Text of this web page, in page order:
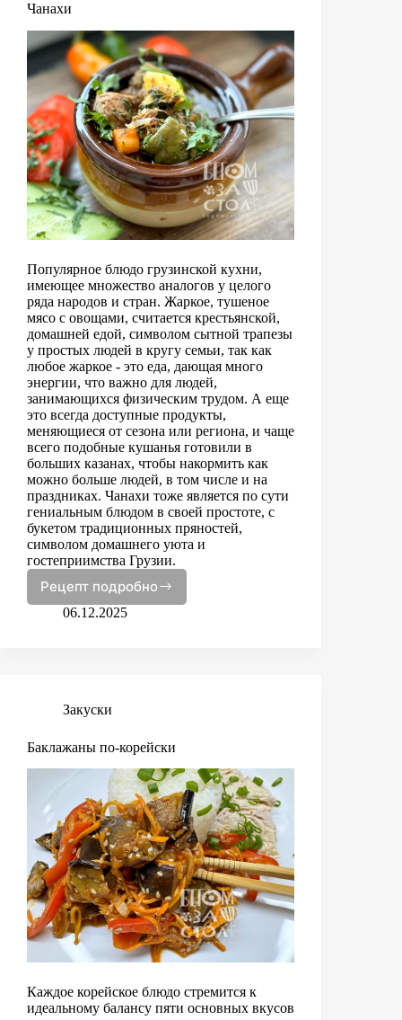
Чанахи
Популярное блюдо грузинской кухни,
имеющее множество аналогов у целого
ряда народов и стран. Жаркое, тушеное
мясо с овощами, считается крестьянской,
домашней едой, символом сытной трапезы
у простых людей в кругу семьи, так как
любое жаркое - это еда, дающая много
энергии, что важно для людей,
занимающихся физическим трудом. А еще
это всегда доступные продукты,
меняющиеся от сезона или региона, и чаще
всего подобные кушанья готовили в
больших казанах, чтобы накормить как
можно больше людей, в том числе и на
праздниках. Чанахи тоже является по сути
гениальным блюдом в своей простоте, с
букетом традиционных пряностей,
символом домашнего уюта и
гостеприимства Грузии.
Рецепт подробно
Чанахи
06.12.2025
Закуски
Баклажаны по-корейски
Каждое корейское блюдо стремится к
идеальному балансу пяти основных вкусов